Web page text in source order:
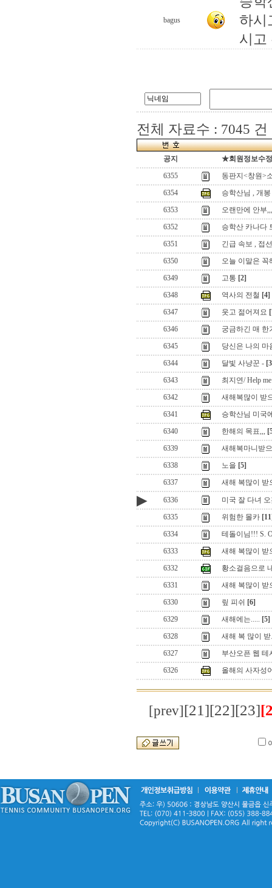
bagus
하
시고
전체 자료수 : 7045 건
공지
★회원정보수
6355
동판지<창원>
6354
승학산님 , 개
6353
오랜만에 안부,,,
6352
승학산 카나다
6351
긴급 속보 , 접
6350
오늘 이말은 꼭
6349
고통 [2]
6348
역사의 전철 [4]
6347
웃고 젊어져요
6346
궁금하긴 매 한
6345
당신은 나의 마
6344
달빛 사냥꾼 -
6343
최지연/ Help
6342
새해복많이 받
6341
승학산님 미국
6340
한해의 목표,,,
6339
새해복마니받
6338
노을 [5]
6337
새해 복많이 받
▶ 6336
미국 잘 다녀
6335
위험한 몰카
6334
테돌이님!!! S.
6333
새해 복많이 받
6332
황소걸음으로
6331
새해 복많이 받
6330
맆 피쉬 [6]
6329
새해에는..... [5]
6328
새해 복 많이
6327
부산오픈 웹 테
6326
올해의 사자성
[prev][21][22][23]